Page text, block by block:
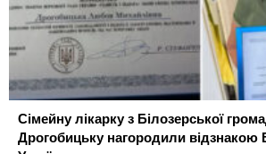
Сімейну лікарку з Білозерської
Дрогобицьку нагородили відзнакою